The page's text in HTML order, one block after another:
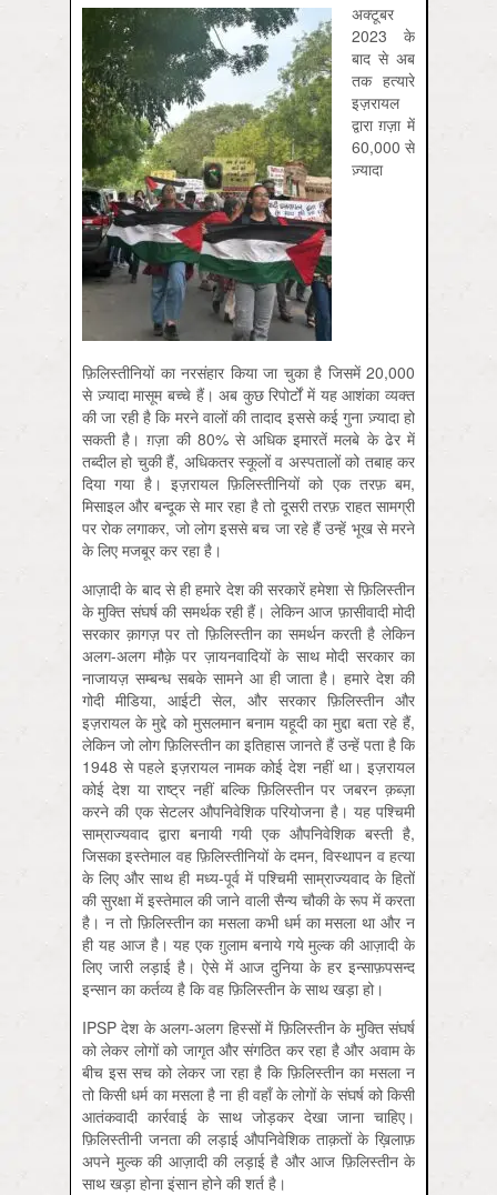
अक्टूबर
2023 के
बाद से अब
तक हत्यारे
इज़रायल
द्वारा ग़ज़ा में
60,000 से
ज़्यादा
फ़िलिस्तीनियों का नरसंहार किया जा चुका है जिसमें 20,000
से ज़्यादा मासूम बच्चे हैं। अब कुछ रिपोर्टों में यह आशंका व्यक्त
की जा रही है कि मरने वालों की तादाद इससे कई गुना ज़्यादा हो
सकती है। ग़ज़ा की 80% से अधिक इमारतें मलबे के ढेर में
तब्दील हो चुकी हैं, अधिकतर स्कूलों व अस्पतालों को तबाह कर
दिया गया है। इज़रायल फ़िलिस्तीनियों को एक तरफ़ बम,
मिसाइल और बन्दूक से मार रहा है तो दूसरी तरफ़ राहत सामग्री
पर रोक लगाकर, जो लोग इससे बच जा रहे हैं उन्हें भूख से मरने
के लिए मजबूर कर रहा है।
आज़ादी के बाद से ही हमारे देश की सरकारें हमेशा से फ़िलिस्तीन
के मुक्ति संघर्ष की समर्थक रही हैं। लेकिन आज फ़ासीवादी मोदी
सरकार क़ागज़ पर तो फ़िलिस्तीन का समर्थन करती है लेकिन
अलग-अलग मौक़े पर ज़ायनवादियों के साथ मोदी सरकार का
नाजायज़ सम्बन्ध सबके सामने आ ही जाता है। हमारे देश की
गोदी मीडिया, आईटी सेल, और सरकार फ़िलिस्तीन और
इज़रायल के मुद्दे को मुसलमान बनाम यहूदी का मुद्दा बता रहे हैं,
लेकिन जो लोग फ़िलिस्तीन का इतिहास जानते हैं उन्हें पता है कि
1948 से पहले इज़रायल नामक कोई देश नहीं था। इज़रायल
कोई देश या राष्ट्र नहीं बल्कि फ़िलिस्तीन पर जबरन क़ब्ज़ा
करने की एक सेटलर औपनिवेशिक परियोजना है। यह पश्चिमी
साम्राज्यवाद द्वारा बनायी गयी एक औपनिवेशिक बस्ती है,
जिसका इस्तेमाल वह फ़िलिस्तीनियों के दमन, विस्थापन व हत्या
के लिए और साथ ही मध्य-पूर्व में पश्चिमी साम्राज्यवाद के हितों
की सुरक्षा में इस्तेमाल की जाने वाली सैन्य चौकी के रूप में करता
है। न तो फ़िलिस्तीन का मसला कभी धर्म का मसला था और न
ही यह आज है। यह एक ग़ुलाम बनाये गये मुल्क की आज़ादी के
लिए जारी लड़ाई है। ऐसे में आज दुनिया के हर इन्साफ़पसन्द
इन्सान का कर्तव्य है कि वह फ़िलिस्तीन के साथ खड़ा हो।
IPSP देश के अलग-अलग हिस्सों में फ़िलिस्तीन के मुक्ति संघर्ष
को लेकर लोगों को जागृत और संगठित कर रहा है और अवाम के
बीच इस सच को लेकर जा रहा है कि फ़िलिस्तीन का मसला न
तो किसी धर्म का मसला है ना ही वहाँ के लोगों के संघर्ष को किसी
आतंकवादी कार्रवाई के साथ जोड़कर देखा जाना चाहिए।
फ़िलिस्तीनी जनता की लड़ाई औपनिवेशिक ताक़तों के ख़िलाफ़
अपने मुल्क की आज़ादी की लड़ाई है और आज फ़िलिस्तीन के
साथ खड़ा होना इंसान होने की शर्त है।